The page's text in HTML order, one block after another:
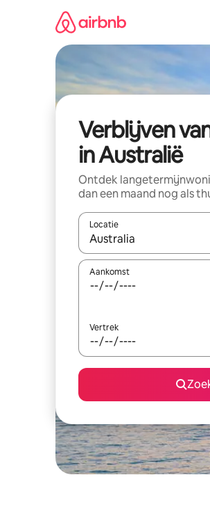
Verblijven
in Australië
Ontdek
dan een maand nog als
Locatie
Wanneer er suggesties
Aankomst
Vertrek